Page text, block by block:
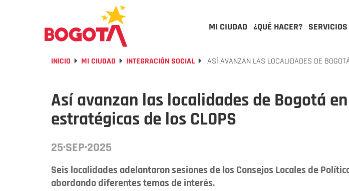
MI CIUDAD ¿QUÉ HACER? SERVICIOS
INICIO MI CIUDAD INTEGRACIÓN SOCIAL ASÍ AVANZAN LAS LOCALIDADES DE
Así avanzan las localidades de Bogotá
estratégicas de los CLOPS
25·SEP·2025
Seis localidades adelantaron sesiones de los Consejos Locales de
abordando diferentes temas de interés.